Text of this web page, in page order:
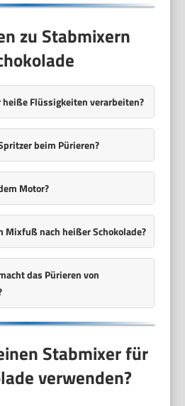
zu Stabmixern
heiße Flüssigkeiten verarbeiten?
beim Pürieren?
Motor?
Mixfuß nach heißer Schokolade?
das Pürieren von
Stabmixer für
verwenden?